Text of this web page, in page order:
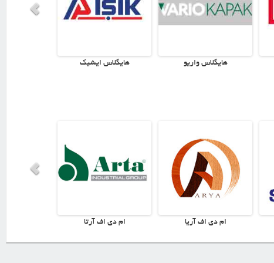
هایگلاس اووگلاس هایگلاس رویال پن
ام دی اف نووا ام دی اف تیسان